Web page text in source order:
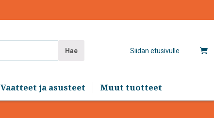
Siidan etusivulle
Hae
Vaatteet ja asusteet Muut tuotteet